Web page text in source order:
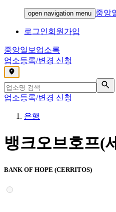
open navigation menu 중앙
로그인회원가입
중앙일보 업소록
업소등록/변경 신청
,
업소등록/변경 신청
은행
뱅크오브호프(
BANK OF HOPE (CERRITOS)